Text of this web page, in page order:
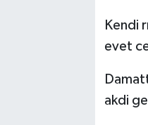
Kendi
evet
akdi